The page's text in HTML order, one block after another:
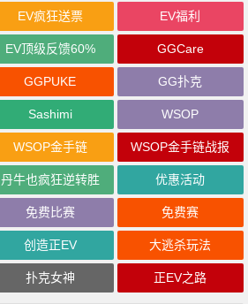
EV疯狂送票 EV福利
EV顶级反馈60% GGCare
GGPUKE GG扑克
Sashimi WSOP
WSOP金手链 WSOP金手链战报
丹牛也疯狂逆转胜 优惠活动
免费比赛 免费赛
创造正EV 大逃杀玩法
扑克女神 正EV之路